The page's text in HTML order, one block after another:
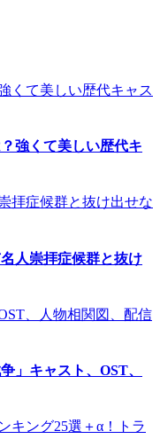
強くて美しい歴代キ
人崇拝症候群と抜け
」キャスト、OST、